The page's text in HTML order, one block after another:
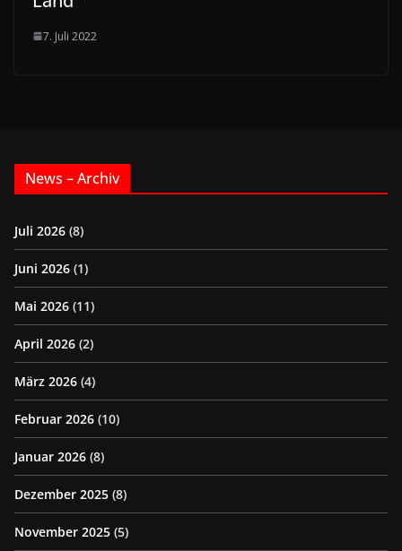
7. Juli 2022
News – Archiv
Juli 2026 (8)
Juni 2026 (1)
Mai 2026 (11)
April 2026 (2)
März 2026 (4)
Februar 2026 (10)
Januar 2026 (8)
Dezember 2025 (8)
November 2025 (5)